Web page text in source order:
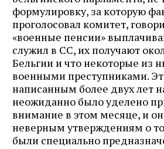
формулировку, за которую
проголосовал комитет,
«военные пенсии»
служил в СС, их получают
Бельгии и что некоторые из
военными преступниками.
написанным более двух лет
неожиданно было уделено
внимание в этом месяце, и
неверным утверждениям о
были специально